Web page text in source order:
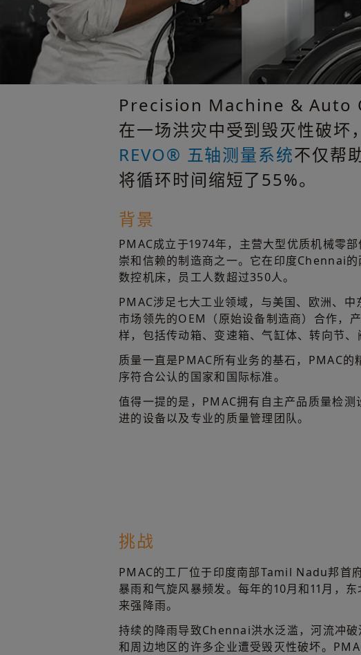
Precision Machine & Auto
在一场洪灾中受到毁灭性破坏
REVO® 五轴测量系统不仅帮
将循环时间缩短了55%。
背景
PMAC成立于1974年，主营大型优质机械零
崇和信赖的制造商之一。它在印度Chennai
数控机床，员工人数超过350人。
PMAC涉足七大工业领域，与美国、欧洲、中
市场领先的OEM（原始设备制造商）合作，
样，包括传动箱、变速箱、气缸体、转向节、
质量一直是PMAC所有业务的基石，PMAC的
序符合公认的国家和国际标准。
值得一提的是，PMAC拥有自主产品质量检测
进的设备以及专业的质量管理团队。
挑战
PMAC的工厂位于印度南部Tamil Nadu邦首
暴雨和气旋风暴频发。每年的10月和11月，
来强降雨。
持续的降雨导致Chennai洪水泛滥，河流冲
和周边地区的许多企业遭受毁灭性破坏。